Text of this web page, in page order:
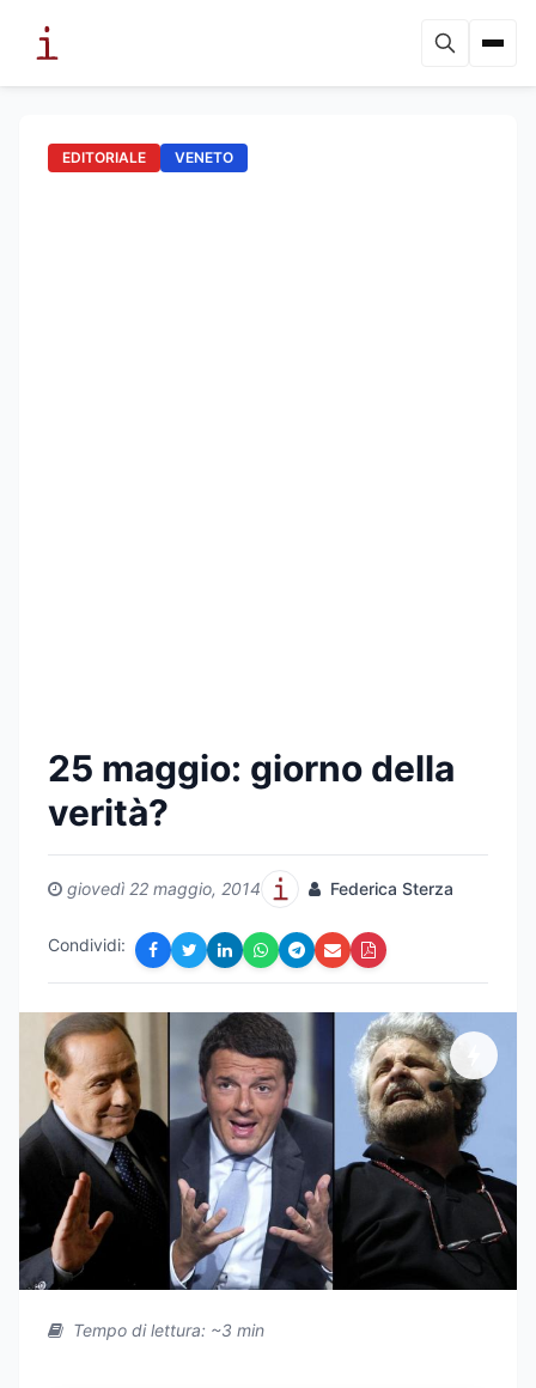
EDITORIALE VENETO
25 maggio: giorno della
verità?
giovedì 22 maggio, 2014 Federica Sterza
Condividi:
Tempo di lettura: ~3 min